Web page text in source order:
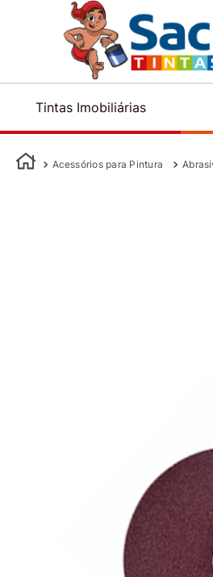
Tintas Imobiliárias
Acessórios para Pintura